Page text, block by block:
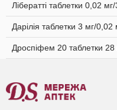
Лібератті таблетки 0,02
Дарілія таблетки 3 мг/
Дроспіфем 20 таблетки